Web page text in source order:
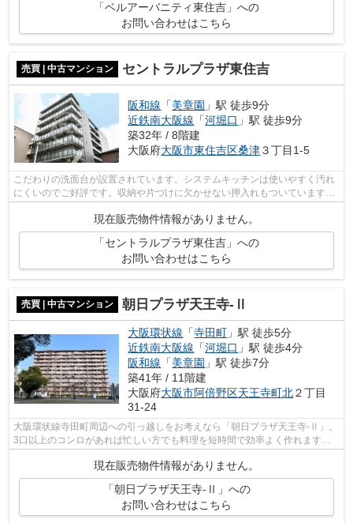
「ベルアーバニティ東住吉」への
お問い合わせはこちら
売買 | 中古マンション セントラルプラザ東住吉
阪和線 「美章園 」駅 徒歩9分
近鉄南大阪線 「河堀口 」駅 徒歩9分
築32年 / 8階建
大阪府大阪市東住吉区桑津３丁目1-5
こだわりの洗面台が設置されています。システムキッチンは使いやすく汚れ
にくいのでご好評です。収納や片づけに欠かせない押入れもついています。
現在販売物件情報がありません。
「セントラルプラザ東住吉」への
お問い合わせはこちら
売買 | 中古マンション 朝日プラザ天王寺-Ⅱ
大阪環状線 「寺田町 」駅 徒歩5分
近鉄南大阪線 「河堀口 」駅 徒歩4分
阪和線 「美章園 」駅 徒歩7分
築41年 / 11階建
大阪府大阪市阿倍野区天王寺町北２丁目
31-24
大阪環状線寺田町周辺への引っ越しをお考えなら「朝日プラザ天王寺-Ⅱ」。
3口以上のコンロがあれば忙しい方でも料理を短時間で効率よく作れます。
皆で仲良く生活できる3LDKの物件情報は...
現在販売物件情報がありません。
「朝日プラザ天王寺-Ⅱ」への
お問い合わせはこちら